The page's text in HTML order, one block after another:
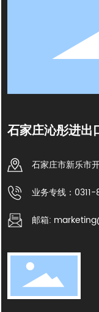
石家庄沁彤进出
石家庄市新乐市
业务专线：0311-
邮箱: